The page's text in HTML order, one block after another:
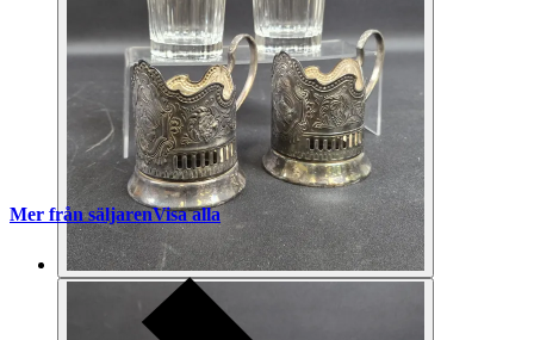
Mer från säljarenVisa alla